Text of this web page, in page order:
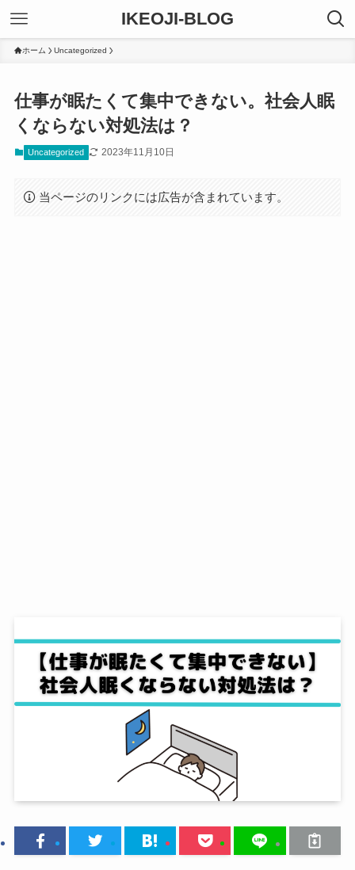
IKEOJI-BLOG
ホーム Uncategorized
仕事が眠たくて集中できない。社会人眠
くならない対処法は？
Uncategorized 2023年11月10日
当ページのリンクには広告が含まれています。